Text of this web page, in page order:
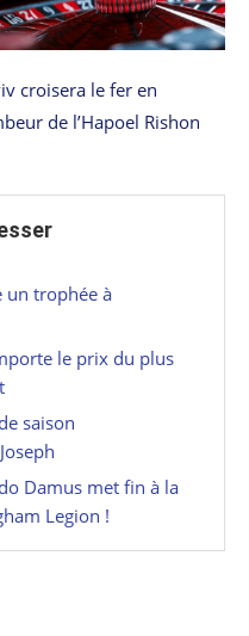
croisera le fer en
de l’Hapoel Rishon
un trophée à
le prix du plus
saison
Damus met fin à la
Legion !